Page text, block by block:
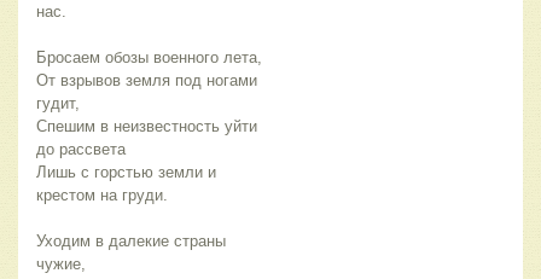
нас.
Бросаем обозы военного лета,
От взрывов земля под ногами
гудит,
Спешим в неизвестность уйти
до рассвета
Лишь с горстью земли и
крестом на груди.
Уходим в далекие страны
чужие,